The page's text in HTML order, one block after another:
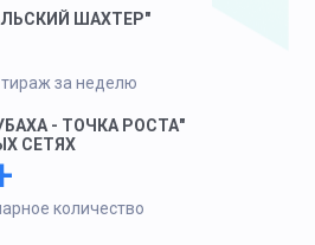
ШАХТЕР"
за неделю
- ТОЧКА РОСТА"
СЕТЯХ
количество